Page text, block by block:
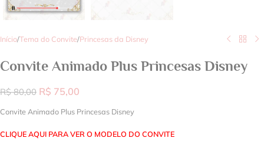
Início/Tema do Convite/Princesas da Disney
Convite Animado Plus Princesas Disney
R$80,00 R$ 75,00
Convite Animado Plus Princesas Disney
CLIQUE AQUI PARA VER O MODELO DO CONVITE